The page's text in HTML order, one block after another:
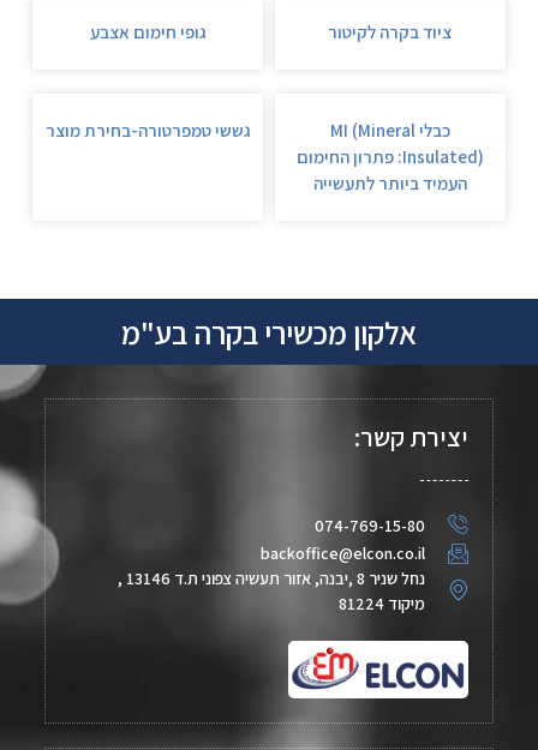
ציוד בקרה לקיטור גופי חימום אצבע
כבלי MI (Mineral
Insulated): פתרון החימום
העמיד ביותר לתעשייה
גששי טמפרטורה-בחירת מוצר
אלקון מכשירי בקרה בע"מ
יצירת קשר:
074-769-15-80
backoffice@elcon.co.il
נחל שניר 8 ,יבנה, אזור תעשיה צפוני ת.ד 13146 ,
מיקוד 81224